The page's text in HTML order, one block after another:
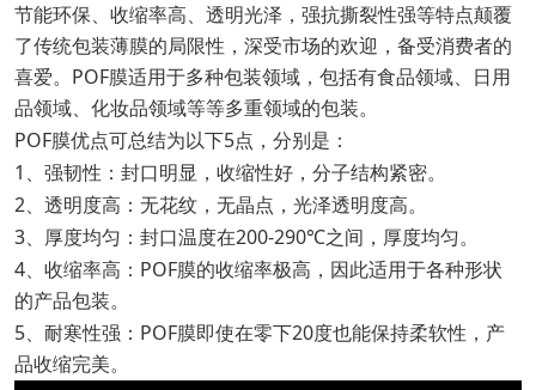
节能环保、收缩率高、透明光泽，强抗撕裂性强等特点颠覆
了传统包装薄膜的局限性，深受市场的欢迎，备受消费者的
喜爱。POF膜适用于多种包装领域，包括有食品领域、日用
品领域、化妆品领域等等多重领域的包装。
POF膜优点可总结为以下5点，分别是：
1、强韧性：封口明显，收缩性好，分子结构紧密。
2、透明度高：无花纹，无晶点，光泽透明度高。
3、厚度均匀：封口温度在200-290℃之间，厚度均匀。
4、收缩率高：POF膜的收缩率极高，因此适用于各种形状
的产品包装。
5、耐寒性强：POF膜即使在零下20度也能保持柔软性，产
品收缩完美。